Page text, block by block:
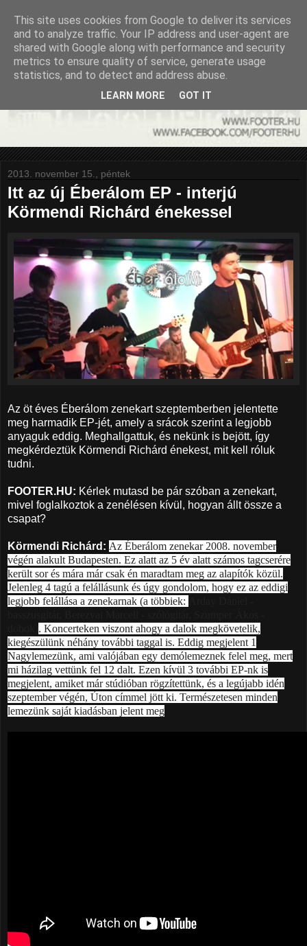
2013. november 15., péntek
Itt az új Éberálom EP - interjú
Körmendi Richárd énekessel
Az öt éves Éberálom zenekart szeptemberben jelentette
meg harmadik EP-jét, amely a srácok szerint a legjobb
anyaguk eddig. Meghallgattuk, és nekünk is bejött, így
megkérdeztük Körmendi Richárd énekest, mit kell róluk
tudni.
FOOTER.HU: Kérlek mutasd be pár szóban a zenekart,
mivel foglalkoztok a zenélésen kívül, hogyan állt össze a
csapat?
Körmendi Richárd: Az Éberálom zenekar 2008. november
végén alakult Budapesten. Ez alatt az 5 év alatt számos tagcserére
került sor és mára már csak én maradtam meg az alapítók közül.
Jelenleg 4 tagú a felállásunk és úgy gondolom, hogy ez az eddigi
legjobb felállása a zenekarnak (a többiek:
. Koncerteken viszont ahogy a dalok megkövetelik,
kiegészülünk néhány további taggal is. Eddig megjelent 1
Nagylemezünk, ami valójában egy demólemeznek felel meg, mert
mi házilag vettünk fel 12 dalt. Ezen kívül 3 további EP-nk is
megjelent, amiket már stúdióban rögzítettünk, és a legújabb idén
szeptember végén, Úton címmel jött ki. Természetesen minden
lemezünk saját kiadásban jelent meg
This site uses cookies from Google to deliver its services
and to analyze traffic. Your IP address and user-agent are
shared with Google along with performance and security
metrics to ensure quality of service, generate usage
statistics, and to detect and address abuse.
LEARN MORE GOT IT